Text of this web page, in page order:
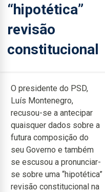
“hipotética”
revisão
constitucional
O presidente do PSD,
Luís Montenegro,
recusou-se a antecipar
quaisquer dados sobre a
futura composição do
seu Governo e também
se escusou a pronunciar-
se sobre uma “hipotética”
revisão constitucional na